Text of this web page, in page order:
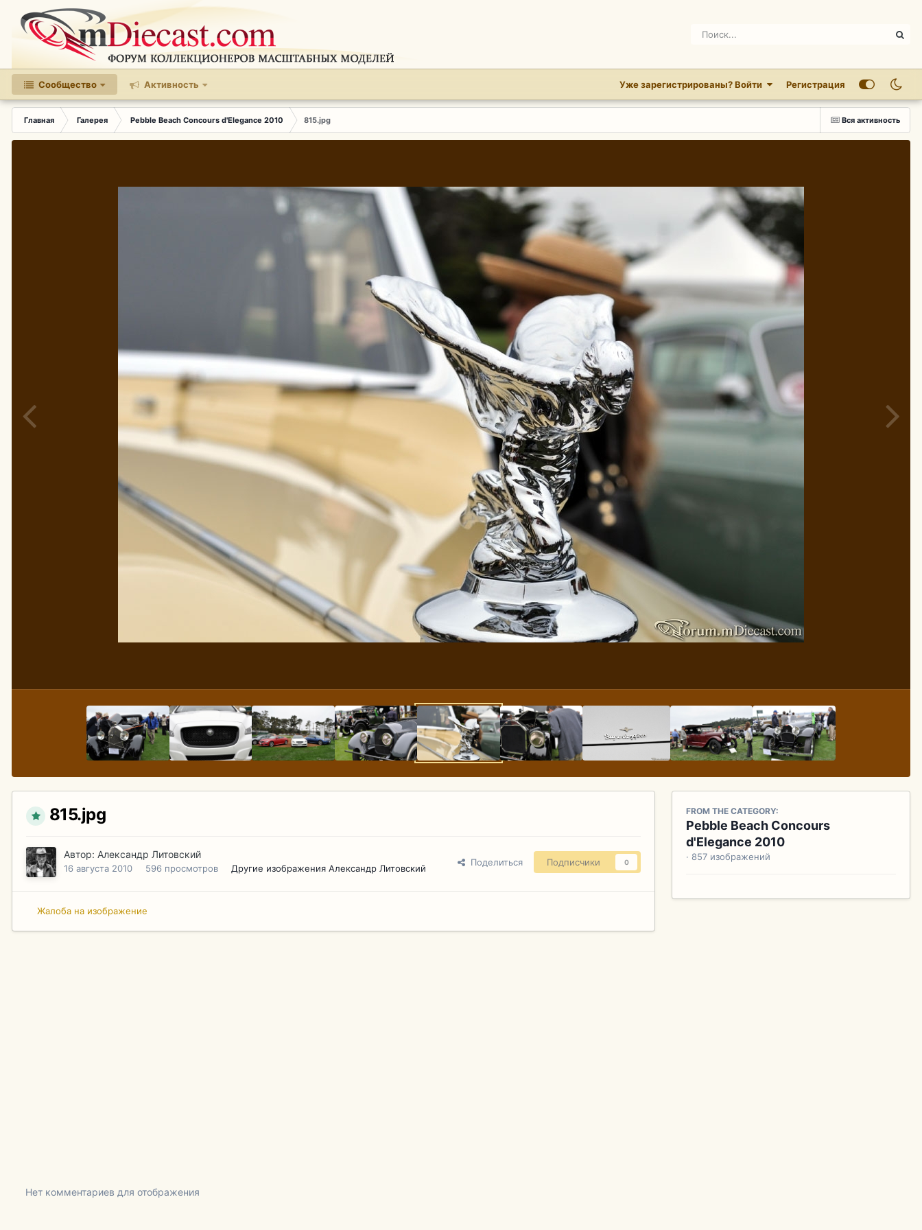
Сообщество Активность Уже зарегистрированы? Войти Регистрация
Вся активность
Главная Галерея Pebble Beach Concours d'Elegance 2010 815.jpg
815.jpg
Автор: Александр Литовский
16 августа 2010 596 просмотров Другие изображения Александр Литовский
Поделиться Подписчики 0
Жалоба на изображение
FROM THE CATEGORY:
Pebble Beach Concours
d'Elegance 2010
· 857 изображений
Нет комментариев для отображения